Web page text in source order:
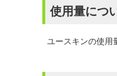
使用量につ
ユースキンの使用